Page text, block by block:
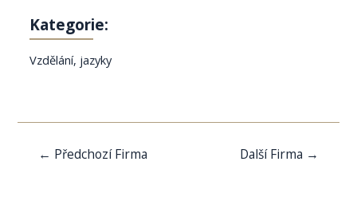
Kategorie:
Vzdělání, jazyky
Navigace
← Předchozí Firma Další Firma →